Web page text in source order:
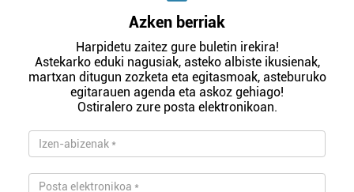
Azken berriak
Harpidetu zaitez gure buletin irekira!
Astekarko eduki nagusiak, asteko albiste ikusienak,
martxan ditugun zozketa eta egitasmoak, asteburuko
egitarauen agenda eta askoz gehiago!
Ostiralero zure posta elektronikoan.